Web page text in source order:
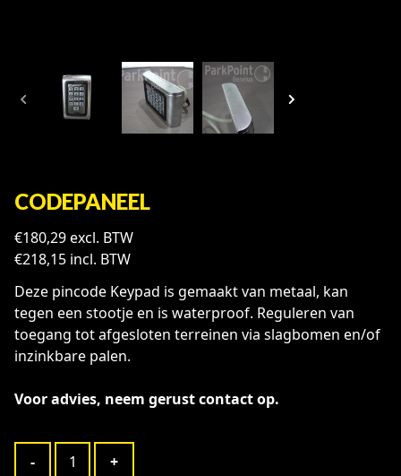
CODEPANEEL
€180,29excl. BTW
€218,15 incl. BTW
Deze pincode Keypad is gemaakt van metaal, kan
tegen een stootje en is waterproof. Reguleren van
toegang tot afgesloten terreinen via slagbomen en/of
inzinkbare palen.
Voor advies, neem gerust contact op.
-
aantal
+